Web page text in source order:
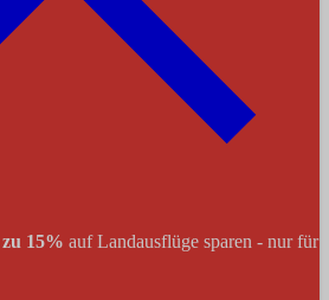
15% auf Landausflüge sparen - nur für